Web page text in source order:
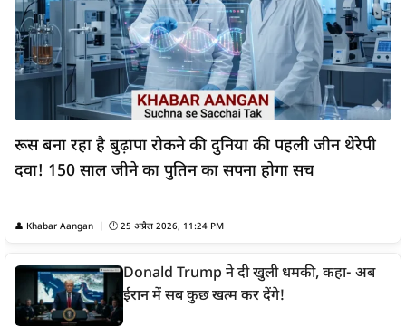
रूस बना रहा है बुढ़ापा रोकने की दुनिया की पहली जीन थेरेपी
दवा! 150 साल जीने का पुतिन का सपना होगा सच
👤 Khabar Aangan | 🕒 25 अप्रैल 2026, 11:24 PM
Donald Trump ने दी खुली धमकी, कहा- अब
ईरान में सब कुछ खत्म कर देंगे!